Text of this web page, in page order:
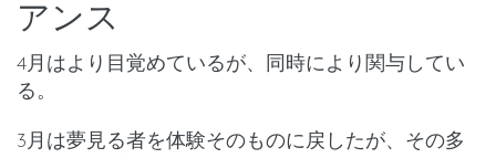
アンス
4月はより 目覚めているが、同時により 関与してい
る。
3月は夢見る者を体験そのものに戻したが、その多